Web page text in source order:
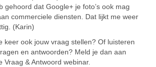
gehoord dat Google+ je foto’s ook mag
commerciele diensten. Dat lijkt me weer
(Karin)
keer ook jouw vraag stellen? Of luisteren
en antwoorden? Meld je dan aan
Vraag & Antwoord webinar.